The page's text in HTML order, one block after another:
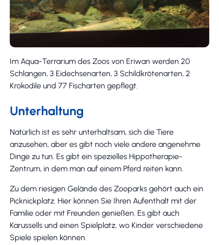
Im Aqua-Terrarium des Zoos von Eriwan werden 20
Schlangen, 3 Eidechsenarten, 3 Schildkrötenarten, 2
Krokodile und 77 Fischarten gepflegt.
Unterhaltung
Natürlich ist es sehr unterhaltsam, sich die Tiere
anzusehen, aber es gibt noch viele andere angenehme
Dinge zu tun. Es gibt ein spezielles Hippotherapie-
Zentrum, in dem man auf einem Pferd reiten kann.
Zu dem riesigen Gelände des Zooparks gehört auch ein
Picknickplatz. Hier können Sie Ihren Aufenthalt mit der
Familie oder mit Freunden genießen. Es gibt auch
Karussells und einen Spielplatz, wo Kinder verschiedene
Spiele spielen können.